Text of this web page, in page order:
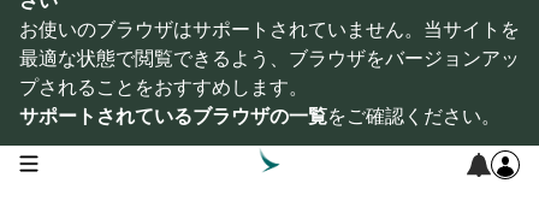
お使いのブラウザはサポートされていません。当サイトを
最適な状態で閲覧できるよう、ブラウザをバージョンアッ
プされることをおすすめします。
サポートされているブラウザの一覧をご確認ください。
open navigation menu